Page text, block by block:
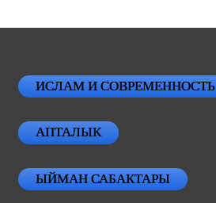
ИСЛАМ И СОВРЕМЕННОСТЬ
АПТАЛЫК
ЫЙМАН САБАКТАРЫ